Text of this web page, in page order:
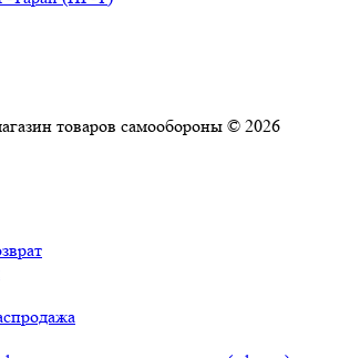
товаров самообороны © 2026